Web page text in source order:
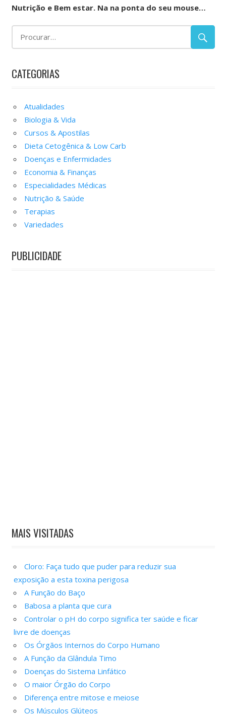
Nutrição e Bem estar. Na na ponta do seu mouse…
CATEGORIAS
Atualidades
Biologia & Vida
Cursos & Apostilas
Dieta Cetogênica & Low Carb
Doenças e Enfermidades
Economia & Finanças
Especialidades Médicas
Nutrição & Saúde
Terapias
Variedades
PUBLICIDADE
MAIS VISITADAS
Cloro: Faça tudo que puder para reduzir sua
exposição a esta toxina perigosa
A Função do Baço
Babosa a planta que cura
Controlar o pH do corpo significa ter saúde e ficar
livre de doenças
Os Órgãos Internos do Corpo Humano
A Função da Glândula Timo
Doenças do Sistema Linfático
O maior Órgão do Corpo
Diferença entre mitose e meiose
Os Músculos Glúteos